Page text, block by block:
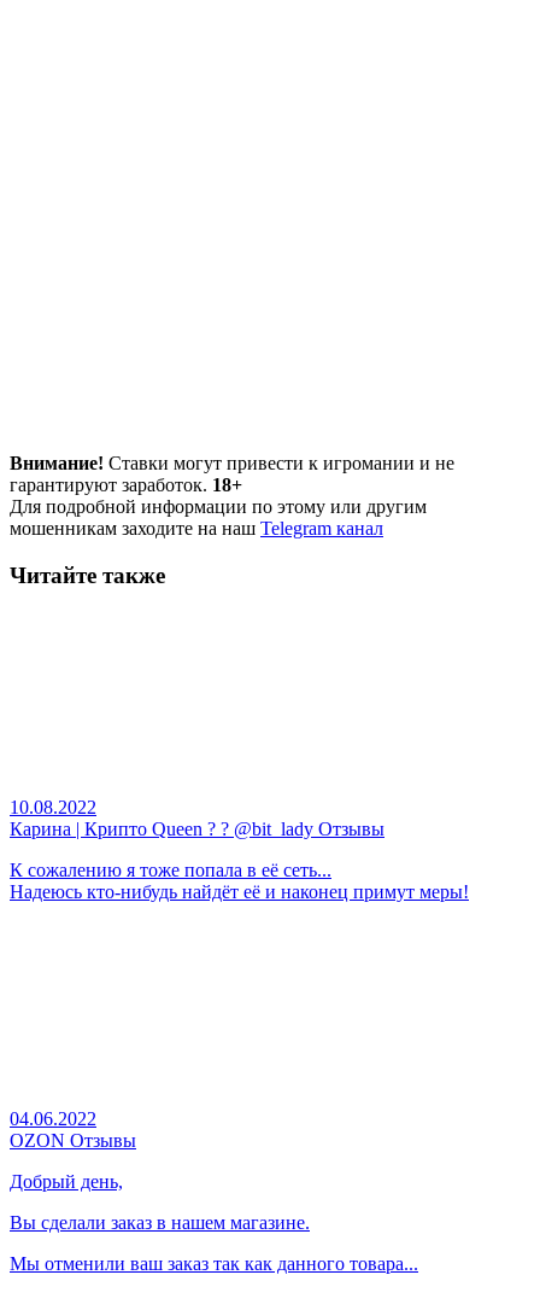
Внимание! Ставки могут привести к игромании и не
гарантируют заработок. 18+
Для подробной информации по этому или другим
мошенникам заходите на наш Telegram канал
Читайте также
10.08.2022
Карина | Крипто Queen ? ? @bit_lady Отзывы
К сожалению я тоже попала в её сеть...
Надеюсь кто-нибудь найдёт её и наконец примут меры!
04.06.2022
OZON Отзывы
Добрый день,
Вы сделали заказ в нашем магазине.
Мы отменили ваш заказ так как данного товара...